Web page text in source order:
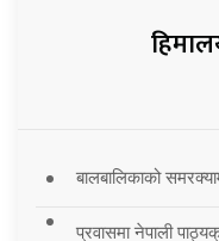
बालबालिकाको
प्रवासमा नेपाली